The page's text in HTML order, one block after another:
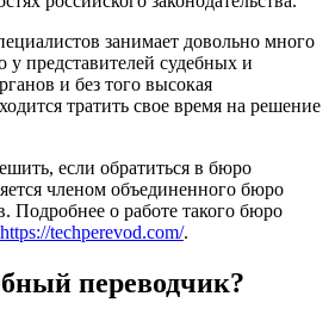
занимает довольно много
представителей судебных и
и без того высокая
тратить свое время на решение
если обратиться в бюро
членом объединенного бюро
Подробнее о работе такого бюро
https://techperevod.com/.
переводчик?